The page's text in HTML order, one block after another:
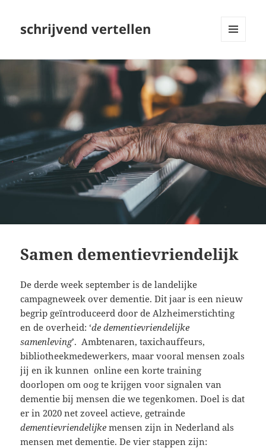
schrijvend vertellen
WIDGETS
Samen dementievriendelijk
De derde week september is de landelijke
campagneweek over dementie. Dit jaar is een nieuw
begrip geïntroduceerd door de Alzheimerstichting
en de overheid: ‘de dementievriendelijke
samenleving’. Ambtenaren, taxichauffeurs,
bibliotheekmedewerkers, maar vooral mensen zoals
jij en ik kunnen online een korte training
doorlopen om oog te krijgen voor signalen van
dementie bij mensen die we tegenkomen. Doel is dat
er in 2020 net zoveel actieve, getrainde
dementievriendelijkemensen zijn in Nederland als
mensen met dementie. De vier stappen zijn: